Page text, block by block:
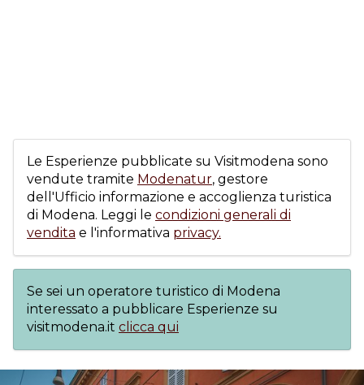
Le Esperienze pubblicate su Visitmodena sono
vendute tramite Modenatur, gestore
dell'Ufficio informazione e accoglienza turistica
di Modena. Leggi le condizioni generali di
vendita e l'informativa privacy.
Se sei un operatore turistico di Modena
interessato a pubblicare Esperienze su
visitmodena.it clicca qui